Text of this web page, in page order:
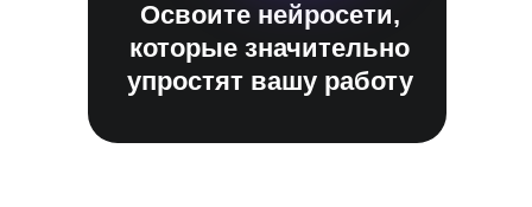
Освоите нейросети,
которые значительно
упростят вашу работу